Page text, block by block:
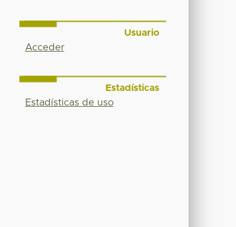
Usuario
Acceder
Estadísticas
Estadísticas de uso